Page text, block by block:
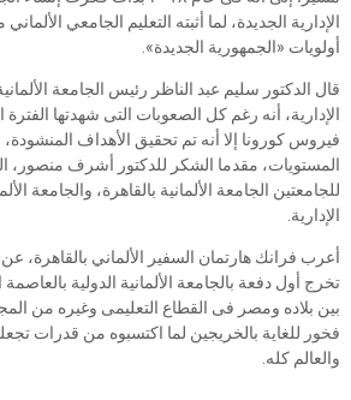
الإدارية الجديدة، لما أثبته التعليم الجامعي
أولويات «الجمهورية الجديدة».
قال الدكتور سليم عبد الناظر رئيس الجامعة
الإدارية، أنه رغم كل الصعوبات التى شهدتها
فيروس كورونا إلا أنه تم تحقيق الأهداف
المستويات، مقدما الشكر للدكتور أشرف منصور،
للجامعتين الجامعة الألمانية بالقاهرة، والجامعة
الإدارية.
أعرب فرانك هارتمان السفير الألماني بالقاهرة،
تخرج أول دفعة بالجامعة الألمانية الدولية بالعاصمة
بين بلاده ومصر فى القطاع التعليمى وغيره من
فخور للغاية بالخريجين لما اكتسبوه من قدرات
والعالم كله.